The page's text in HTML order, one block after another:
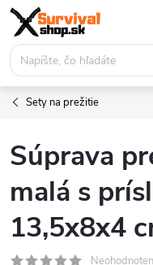
Prejsť
obsah
Sety na prežitie
Súprava
malá s
13,5x8x4